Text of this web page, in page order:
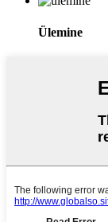
Ülemine